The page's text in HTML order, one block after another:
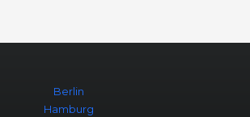
Berlin
Hamburg